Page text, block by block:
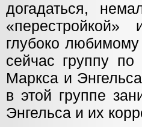
догадаться,
глубоко
сейчас группу
Маркса и
в этой группе
Энгельса и их